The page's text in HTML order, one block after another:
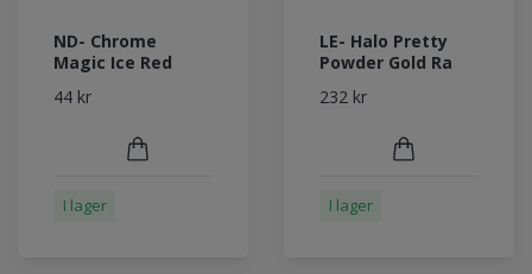
ND- Chrome
Magic Ice Red
44 kr
I lager
LE- Halo Pretty
Powder Gold Ra
232 kr
I lager